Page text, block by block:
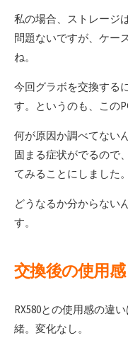
私の場合、ストレージ
問題ないですが、ケー
ね。
今回グラボを交換する
す。というのも、この
何が原因か調べてない
固まる症状がでるので
てみることにしました。
どうなるか分からない
す。
交換後の使用感
RX580との使用感の違
緒。変化なし。